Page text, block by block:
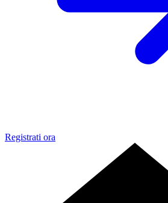
Registrati ora